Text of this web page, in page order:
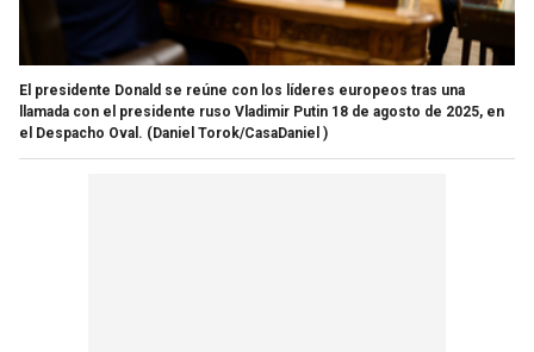
El presidente Donald se reúne con los líderes europeos tras una
llamada con el presidente ruso Vladimir Putin 18 de agosto de 2025, en
el Despacho Oval. (Daniel Torok/CasaDaniel )